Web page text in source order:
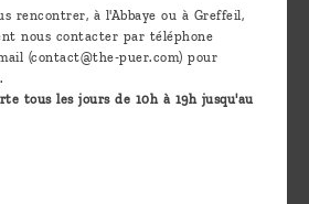
rencontrer, à l'Abbaye ou à Greffeil,
nous contacter par téléphone
(contact@the-puer.com) pour
tous les jours de 10h à 19h jusqu'au